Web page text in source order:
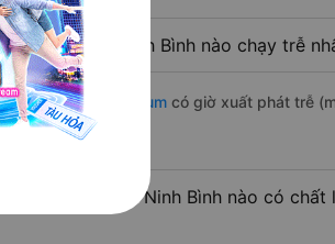
Ninh Bình - Ninh Bình nào chạy trễ
Đắk Glei - Kon Tum có giờ xuất phát trễ
từ Ninh Bình - Ninh Bình nào có